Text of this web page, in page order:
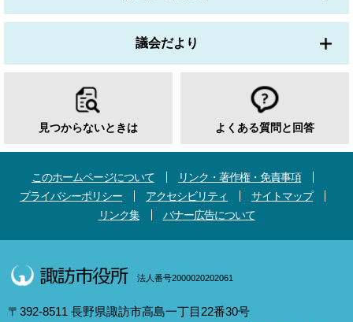
議会だより
見つからないときは よくある質問と回答
このホームページについて
リンク・著作権・免責事項
プライバシーポリシー
アクセシビリティ
サイトマップ
リンク集
バナー広告について
法人番号2000020202061
〒392-8511 長野県諏訪市高島一丁目22番30号